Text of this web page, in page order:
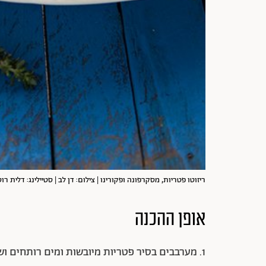
ריזוטו פטריות, מסקרפונה ופקורינו | צילום: דן לב | סטיילינג: דלית
אופן ההכנה
1. מערבבים בסיר פטריות מיובשות ומים רותחים ושומרים מכוסה.